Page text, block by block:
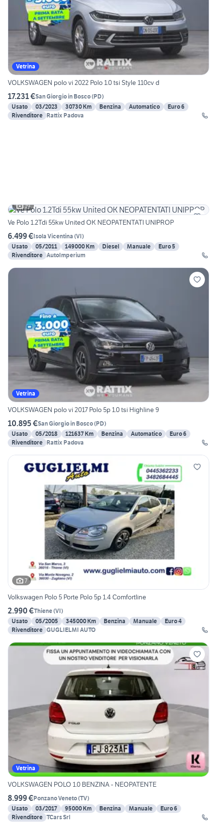
Vetrina
VOLKSWAGEN polo vi 2022 Polo 1.0 tsi Style 110cv d
17.231 €San Giorgio in Bosco(PD)
Usato
03/2023 30730 Km Benzina Automatico
Euro 6
Rivenditore Rattix Padova
19
Ve Polo 1.2Tdi 55kw United OK NEOPATENTATI UNIPROP
6.499 €Isola Vicentina (VI)
Usato
05/2011 149000 Km Diesel Manuale
Euro 5
Rivenditore AutoImperium
Vetrina
VOLKSWAGEN polo vi 2017 Polo 5p 1.0 tsi Highline 9
10.895 €San Giorgio in Bosco(PD)
Usato
05/2018 121637 Km Benzina Automatico
Euro 6
Rivenditore Rattix Padova
7
Volkswagen Polo 5 Porte Polo 5p 1.4 Comfortline
2.990 €Thiene(VI)
Usato
05/2005 345000 Km Benzina Manuale
Euro 4
Rivenditore GUGLIELMI AUTO
Vetrina
VOLKSWAGEN POLO 1.0 BENZINA - NEOPATENTE
8.999 €Ponzano Veneto(TV)
Usato
03/2017 95000 Km Benzina Manuale
Euro 6
Rivenditore TCars Srl